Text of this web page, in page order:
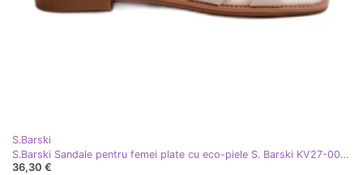
S.Barski
S.Barski Sandale pentru femei plate cu eco-piele S. Barski KV27-003 Beige bej
36,30 €